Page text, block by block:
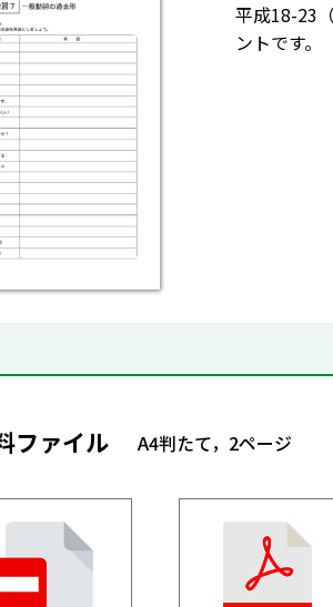
平成18-23
ントです。
ファイル A4判たて，2ページ